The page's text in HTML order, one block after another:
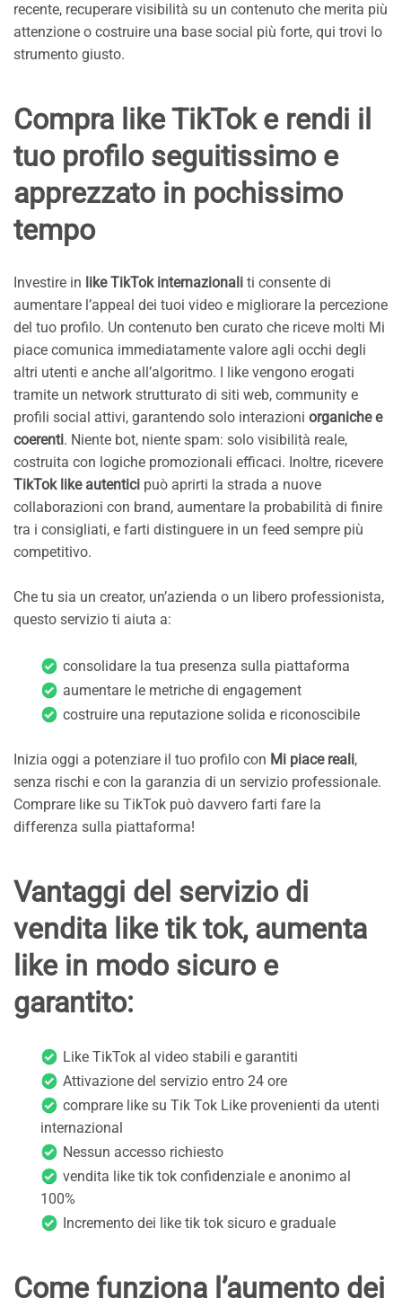
recente, recuperare visibilità su un contenuto che merita più
attenzione o costruire una base social più forte, qui trovi lo
strumento giusto.
Compra like TikTok e rendi il
tuo profilo seguitissimo e
apprezzato in pochissimo
tempo
Investire in like TikTok internazionali ti consente di
aumentare l’appeal dei tuoi video e migliorare la percezione
del tuo profilo. Un contenuto ben curato che riceve molti Mi
piace comunica immediatamente valore agli occhi degli
altri utenti e anche all’algoritmo. I like vengono erogati
tramite un network strutturato di siti web, community e
profili social attivi, garantendo solo interazioni organiche e
coerenti. Niente bot, niente spam: solo visibilità reale,
costruita con logiche promozionali efficaci. Inoltre, ricevere
TikTok like autentici può aprirti la strada a nuove
collaborazioni con brand, aumentare la probabilità di finire
tra i consigliati, e farti distinguere in un feed sempre più
competitivo.
Che tu sia un creator, un’azienda o un libero professionista,
questo servizio ti aiuta a:
consolidare la tua presenza sulla piattaforma
aumentare le metriche di engagement
costruire una reputazione solida e riconoscibile
Inizia oggi a potenziare il tuo profilo con Mi piace reali,
senza rischi e con la garanzia di un servizio professionale.
Comprare like su TikTok può davvero farti fare la
differenza sulla piattaforma!
Vantaggi del servizio di
vendita like tik tok, aumenta
like in modo sicuro e
garantito:
Like TikTok al video stabili e garantiti
Attivazione del servizio entro 24 ore
comprare like su Tik Tok Like provenienti da utenti
internazional
Nessun accesso richiesto
vendita like tik tok confidenziale e anonimo al
100%
Incremento dei like tik tok sicuro e graduale
Come funziona l’aumento dei